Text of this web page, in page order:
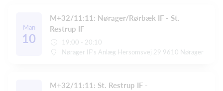
Man
10
M+32/11:11: Nørager/Rørbæk IF - St.
Restrup IF
19:00 - 20:10
Nørager IF's Anlæg Hersomsvej 29 9610 Nørager
M+32/11:11: St. Restrup IF -